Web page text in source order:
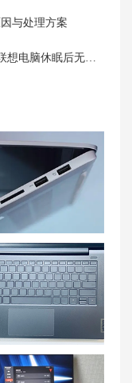
与处理方案
眠后无法唤醒怎么办
解决小新PRO16系统更新后无声音问题及联想小新无声音的解决方法
联想小新Air14键盘失灵没反应问题的解决方法